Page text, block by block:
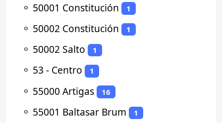
⚬ 50001 Constitución 1
⚬ 50002 Constitución 1
⚬ 50002 Salto 1
⚬ 53 - Centro 1
⚬ 55000 Artigas 16
⚬ 55001 Baltasar Brum 1